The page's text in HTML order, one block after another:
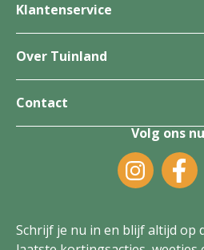
Klantenservice
Over Tuinland
Contact
Volg ons
Schrijf je nu in en blijf altijd op